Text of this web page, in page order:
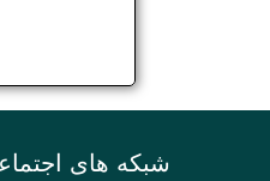
شبکه های